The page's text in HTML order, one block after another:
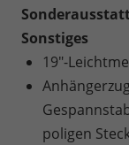
Sonstiges
19"-
poligen